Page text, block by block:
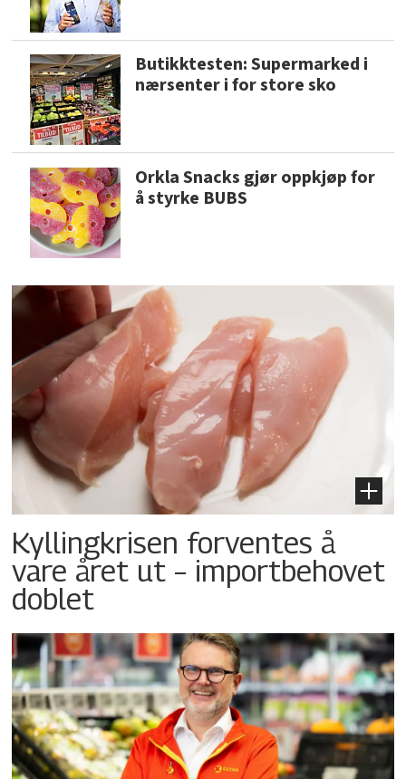
Butikktesten: Supermarked i
nærsenter i for store sko
Orkla Snacks gjør oppkjøp for
å styrke BUBS
Kyllingkrisen forventes å
vare året ut – importbehovet
doblet